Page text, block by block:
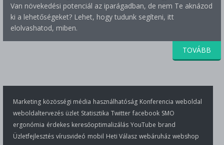
Van növekedési potenciál az iparágadban, de nem Te aknázod
ki a lehetőségeket? Lehet, hogy tudunk segíteni, itt
elolvashatod, miben.
TOVÁBB
Marketing közösségi média használhatóság Konferencia weboldal
weboldaltervezés üzlet Statisztika Twitter facebook SMO
ergonómia érdekes keresőoptimalizálás YouTube brand
Üzletfejlesztés vírusvideó mobil Heti Válasz webáruház webshop